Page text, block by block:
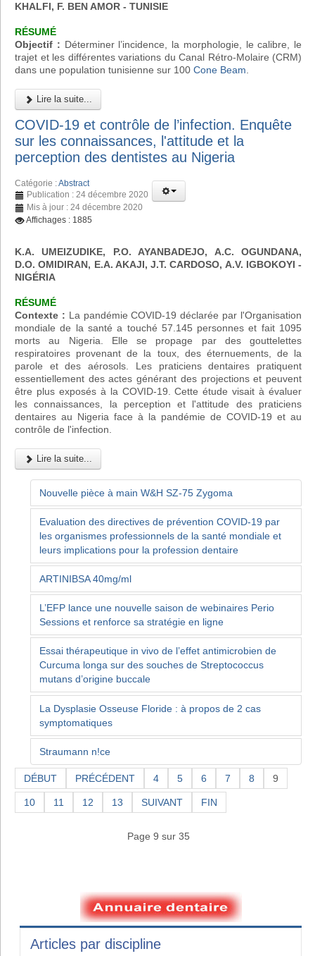
KHALFI, F. BEN AMOR - TUNISIE
RÉSUMÉ
Objectif : Déterminer l’incidence, la morphologie, le calibre, le
trajet et les différentes variations du Canal Rétro-Molaire (CRM)
dans une population tunisienne sur 100 Cone Beam
Lire la suite...
COVID-19 et contrôle de l’infection. Enquête
sur les connaissances, l'attitude et la
perception des dentistes au Nigeria
Catégorie :Abstract
Publication : 24 décembre 2020
Mis à jour : 24 décembre 2020
Affichages : 1885
K.A. UMEIZUDIKE, P.O. AYANBADEJO, A.C. OGUNDANA,
D.O. OMIDIRAN, E.A. AKAJI, J.T. CARDOSO, A.V. IGBOKOYI -
NIGÉRIA
RÉSUMÉ
Contexte : La pandémie COVID-19 déclarée par l'Organisation
mondiale de la santé a touché 57.145 personnes et fait 1095
morts au Nigeria. Elle se propage par des gouttelettes
respiratoires provenant de la toux, des éternuements, de la
parole et des aérosols. Les praticiens dentaires pratiquent
essentiellement des actes générant des projections et peuvent
être plus exposés à la COVID-19. Cette étude visait à évaluer
les connaissances, la perception et l'attitude des praticiens
dentaires au Nigeria face à la pandémie de COVID-19 et au
contrôle de l'infection.
Lire la suite...
Nouvelle pièce à main W&H SZ-75 Zygoma
Evaluation des directives de prévention COVID-19 par
les organismes professionnels de la santé mondiale et
leurs implications pour la profession dentaire
ARTINIBSA 40mg/ml
L’EFP lance une nouvelle saison de webinaires Perio
Sessions et renforce sa stratégie en ligne
Essai thérapeutique in vivo de l’effet antimicrobien de
Curcuma longa sur des souches de Streptococcus
mutans d’origine buccale
La Dysplasie Osseuse Floride : à propos de 2 cas
symptomatiques
Straumann n!ce
DÉBUT PRÉCÉDENT 4 5 6 7 8 9
10 11 12 13 SUIVANT FIN
Page 9 sur 35
Articles par discipline